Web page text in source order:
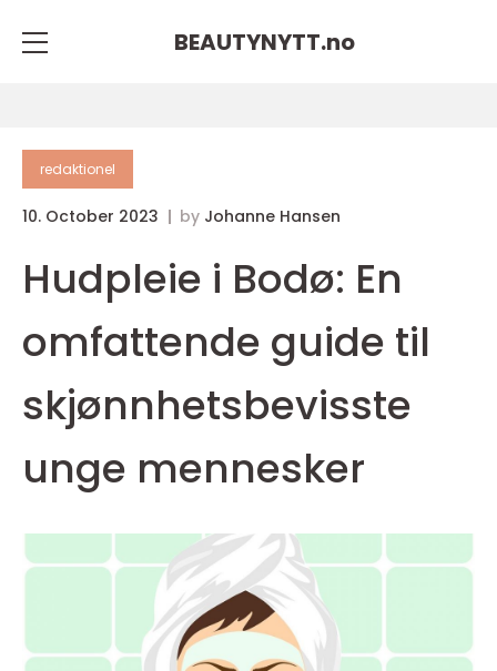
BEAUTYNYTT.no
redaktionel
10. October 2023 by Johanne Hansen
Hudpleie i Bodø: En
omfattende guide til
skjønnhetsbevisste
unge mennesker